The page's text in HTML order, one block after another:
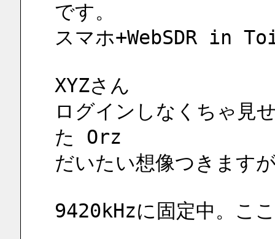
です。
スマホ+WebSDR in
XYZさん
ログインしなくちゃ見
た Orz
だいたい想像つきますが
9420kHzに固定中。こ